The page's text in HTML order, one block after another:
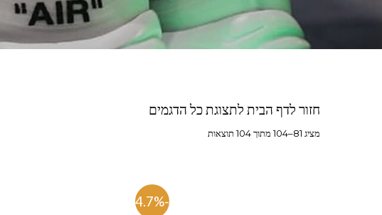
חזור לדף הבית לתצוגת כל הדגמים
מציג 81–104 מתוך 104 תוצאות
-54.7%